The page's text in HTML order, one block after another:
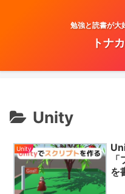
勉強と読書が大
トナ
Unity
Unity
を